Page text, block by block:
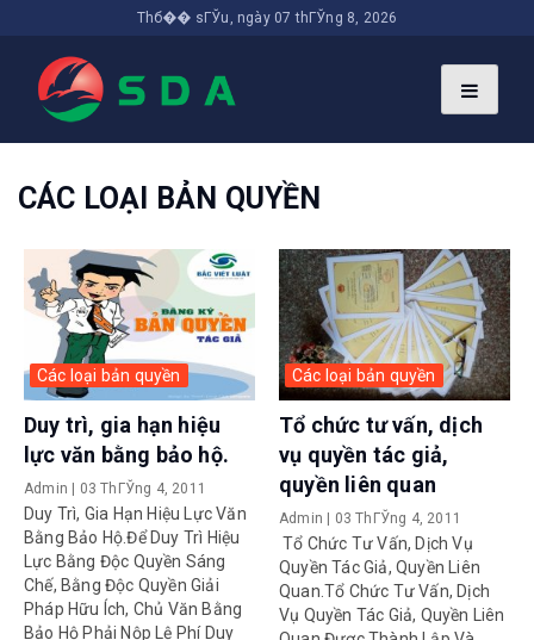
Thб�� sГЎu, ngày 07 thГЎng 8, 2026
CÁC LOẠI BẢN QUYỀN
Các loại bản quyền
Duy trì, gia hạn hiệu
lực văn bằng bảo hộ.
Admin | 03 ThГЎng 4, 2011
Duy Trì, Gia Hạn Hiệu Lực Văn
Bằng Bảo Hộ.Để Duy Trì Hiệu
Lực Bằng Độc Quyền Sáng
Chế, Bằng Độc Quyền Giải
Pháp Hữu Ích, Chủ Văn Bằng
Bảo Hộ Phải Nộp Lệ Phí Duy
Các loại bản quyền
Tổ chức tư vấn, dịch
vụ quyền tác giả,
quyền liên quan
Admin | 03 ThГЎng 4, 2011
Tổ Chức Tư Vấn, Dịch Vụ
Quyền Tác Giả, Quyền Liên
Quan.Tổ Chức Tư Vấn, Dịch
Vụ Quyền Tác Giả, Quyền Liên